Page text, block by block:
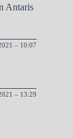
Antaris
– 10:07
– 13:29